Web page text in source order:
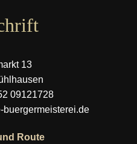
13
09121728
buergermeisterei.de
Route